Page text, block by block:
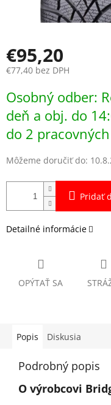
€95,20
€77,40 bez DPH
cena:
Osobný odber:
deň a obj. do
do 2
Môžeme doručiť do:
Pridať
Detailné informácie
OPÝTAŤ SA
Popis Diskusia
Podrobný popis
O výrobcovi